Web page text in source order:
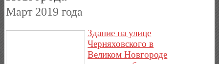
Март 2019 года
Здание на улице
Черняховского в
Великом Новгороде